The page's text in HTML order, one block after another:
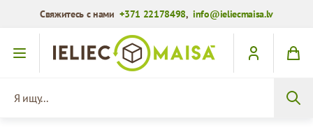
Свяжитесь с нами+371 22178498,info@ieliecmaisa.lv
Перейти к содержимому